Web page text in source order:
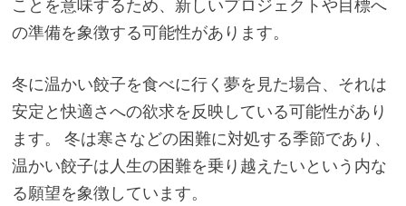
ことを意味するため、新しいプロジェクトや目標へ
の準備を象徴する可能性があります。
冬に温かい餃子を食べに行く夢を見た場合、それは
安定と快適さへの欲求を反映している可能性があり
ます。 冬は寒さなどの困難に対処する季節であり、
温かい餃子は人生の困難を乗り越えたいという内な
る願望を象徴しています。